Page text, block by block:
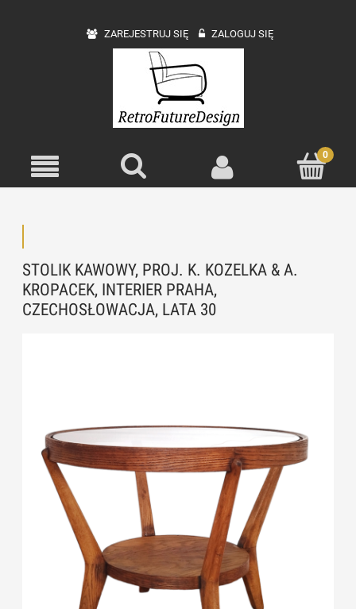
ZAREJESTRUJ SIĘ ZALOGUJ SIĘ
STOLIK KAWOWY, PROJ. K. KOZELKA & A.
KROPACEK, INTERIER PRAHA,
CZECHOSŁOWACJA, LATA 30